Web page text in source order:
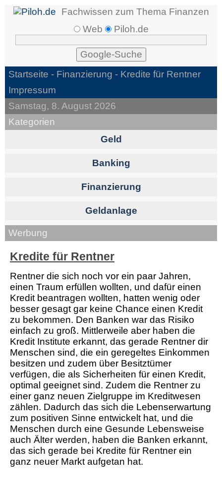
Fachwissen zum Thema Finanzen
Web
Piloh.de
Startseite - Finanzierung - Kredite für Rentner
Impressum
Samstag, 8. August 2026
Kategorien
Geld
Banking
Finanzierung
Geldanlage
Werbung
Kredite für Rentner
Rentner die sich noch vor ein paar Jahren,
einen Traum erfüllen wollten, und dafür einen
Kredit beantragen wollten, hatten wenig oder
besser gesagt gar keine Chance einen Kredit
zu bekommen. Den Banken war das Risiko
einfach zu groß. Mittlerweile aber haben die
Kredit Institute erkannt, das gerade Rentner dir
Menschen sind, die ein geregeltes Einkommen
besitzen und zudem über Besitztümer
verfügen, die als Sicherheiten für einen Kredit,
optimal geeignet sind. Zudem die Rentner zu
einer ganz neuen Zielgruppe im Kreditwesen
zählen. Dadurch das sich die Lebenserwartung
zum positiven Sinne entwickelt hat, und die
Menschen durch eine Gesunde Lebensweise
auch Älter werden, haben die Banken erkannt,
das sich gerade bei Kredite für Rentner ein
ganz neuer Markt aufgetan hat.